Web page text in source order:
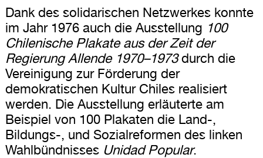
Dank des solidarischen Netzwerkes konnte
im Jahr 1976 auch die Ausstellung 100
Chilenische Plakate aus der Zeit der
Regierung Allende 1970–1973durch die
Vereinigung zur Förderung der
demokratischen Kultur Chiles realisiert
werden. Die Ausstellung erläuterte am
Beispiel von 100 Plakaten die Land-,
Bildungs-, und Sozialreformen des linken
Wahlbündnisses Unidad Popular.